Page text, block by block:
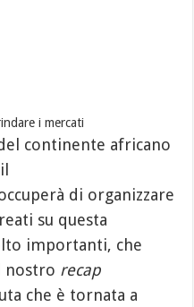
i mercati
continente africano
di organizzare
su questa
importanti, che
nostro recap
che è tornata a